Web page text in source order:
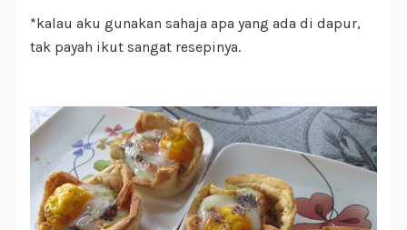
*kalau aku gunakan sahaja apa yang ada di dapur,
tak payah ikut sangat resepinya.